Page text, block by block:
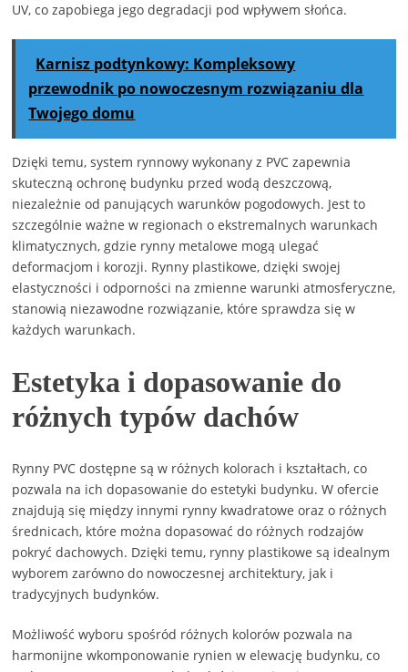
UV, co zapobiega jego degradacji pod wpływem słońca.
Karnisz podtynkowy: Kompleksowy
przewodnik po nowoczesnym rozwiązaniu dla
Twojego domu
Dzięki temu, system rynnowy wykonany z PVC zapewnia
skuteczną ochronę budynku przed wodą deszczową,
niezależnie od panujących warunków pogodowych. Jest to
szczególnie ważne w regionach o ekstremalnych warunkach
klimatycznych, gdzie rynny metalowe mogą ulegać
deformacjom i korozji. Rynny plastikowe, dzięki swojej
elastyczności i odporności na zmienne warunki atmosferyczne,
stanowią niezawodne rozwiązanie, które sprawdza się w
każdych warunkach.
Estetyka i dopasowanie do
różnych typów dachów
Rynny PVC dostępne są w różnych kolorach i kształtach, co
pozwala na ich dopasowanie do estetyki budynku. W ofercie
znajdują się między innymi rynny kwadratowe oraz o różnych
średnicach, które można dopasować do różnych rodzajów
pokryć dachowych. Dzięki temu, rynny plastikowe są idealnym
wyborem zarówno do nowoczesnej architektury, jak i
tradycyjnych budynków.
Możliwość wyboru spośród różnych kolorów pozwala na
harmonijne wkomponowanie rynien w elewację budynku, co